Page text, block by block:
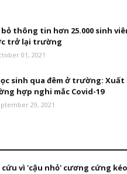
bỏ thông tin hơn 25.000 sinh
trở lại trường
01, 2021
sinh qua đêm ở trường: Xuất
hợp nghi mắc Covid-19
29, 2021
cứu vì 'cậu nhỏ' cương cứng